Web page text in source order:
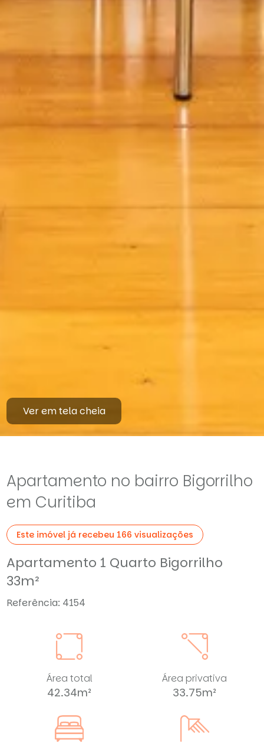
Ver em tela cheia
Apartamento no bairro Bigorrilho
em Curitiba
Este imóvel já recebeu 166 visualizações
Apartamento 1 Quarto Bigorrilho
33m²
Referência: 4154
Área total
42.34m²
Área privativa
33.75m²